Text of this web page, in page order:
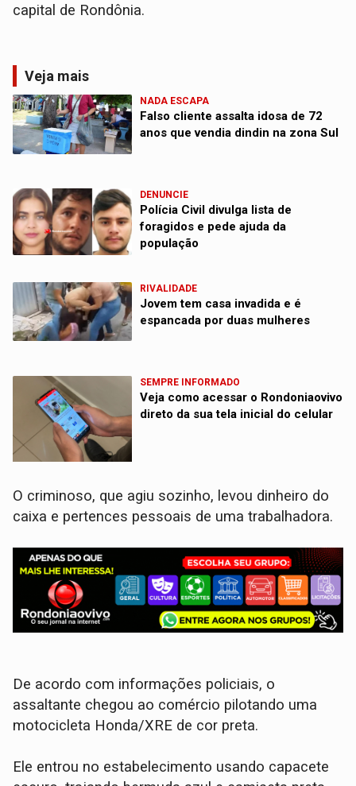
capital de Rondônia.
Veja mais
NADA ESCAPA
Falso cliente assalta idosa de 72
anos que vendia dindin na zona Sul
DENUNCIE
Polícia Civil divulga lista de
foragidos e pede ajuda da
população
RIVALIDADE
Jovem tem casa invadida e é
espancada por duas mulheres
SEMPRE INFORMADO
Veja como acessar o Rondoniaovivo
direto da sua tela inicial do celular
O criminoso, que agiu sozinho, levou dinheiro do
caixa e pertences pessoais de uma trabalhadora.
​De acordo com informações policiais, o
assaltante chegou ao comércio pilotando uma
motocicleta Honda/XRE de cor preta.
Ele entrou no estabelecimento usando capacete